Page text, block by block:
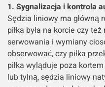
1. Sygnalizacja i kontrola
Sędzia liniowy ma główną
piłka była na korcie czy
serwowania i wymiany
obserwować, czy piłka
piłka wyląduje poza
lub tylną, sędzia liniowy